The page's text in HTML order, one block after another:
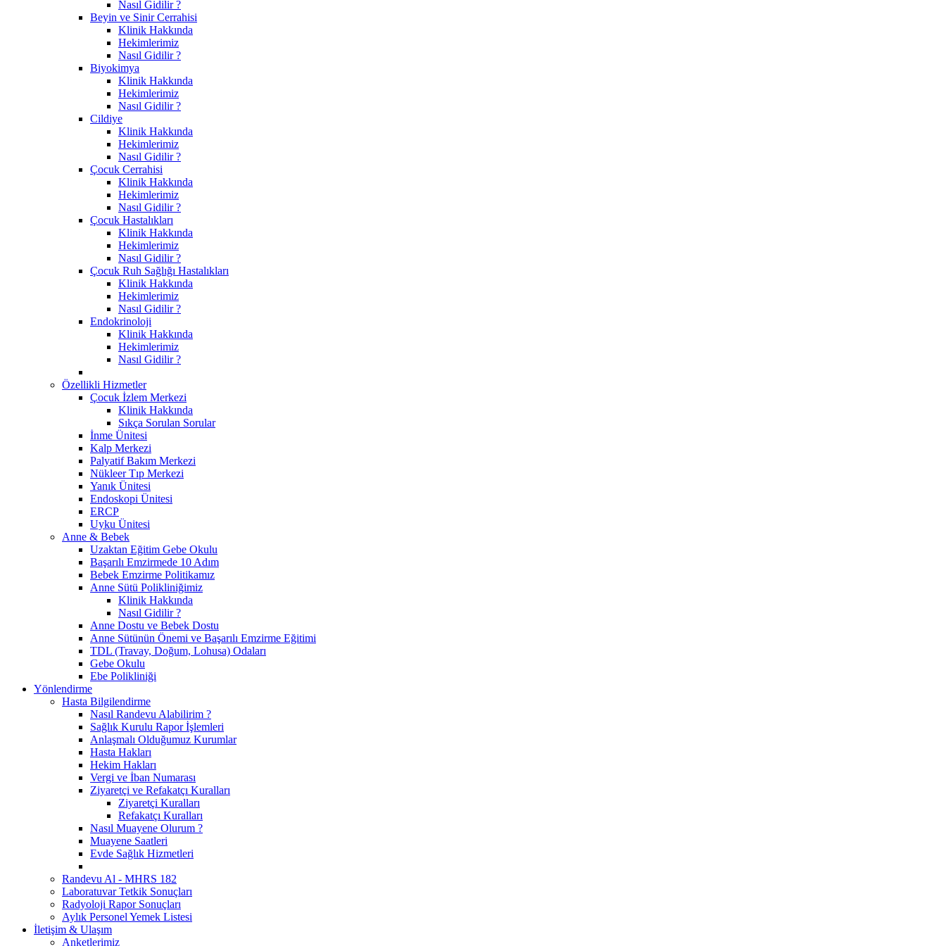
Nasıl Gidilir ?
Beyin ve Sinir Cerrahisi
Klinik Hakkında
Hekimlerimiz
Nasıl Gidilir ?
Biyokimya
Klinik Hakkında
Hekimlerimiz
Nasıl Gidilir ?
Cildiye
Klinik Hakkında
Hekimlerimiz
Nasıl Gidilir ?
Çocuk Cerrahisi
Klinik Hakkında
Hekimlerimiz
Nasıl Gidilir ?
Çocuk Hastalıkları
Klinik Hakkında
Hekimlerimiz
Nasıl Gidilir ?
Çocuk Ruh Sağlığı Hastalıkları
Klinik Hakkında
Hekimlerimiz
Nasıl Gidilir ?
Endokrinoloji
Klinik Hakkında
Hekimlerimiz
Nasıl Gidilir ?
Özellikli Hizmetler
Çocuk İzlem Merkezi
Klinik Hakkında
Sıkça Sorulan Sorular
İnme Ünitesi
Kalp Merkezi
Palyatif Bakım Merkezi
Nükleer Tıp Merkezi
Yanık Ünitesi
Endoskopi Ünitesi
ERCP
Uyku Ünitesi
Anne & Bebek
Uzaktan Eğitim Gebe Okulu
Başarılı Emzirmede 10 Adım
Bebek Emzirme Politikamız
Anne Sütü Polikliniğimiz
Klinik Hakkında
Nasıl Gidilir ?
Anne Dostu ve Bebek Dostu
Anne Sütünün Önemi ve Başarılı Emzirme Eğitimi
TDL (Travay, Doğum, Lohusa) Odaları
Gebe Okulu
Ebe Polikliniği
Yönlendirme
Hasta Bilgilendirme
Nasıl Randevu Alabilirim ?
Sağlık Kurulu Rapor İşlemleri
Anlaşmalı Olduğumuz Kurumlar
Hasta Hakları
Hekim Hakları
Vergi ve İban Numarası
Ziyaretçi ve Refakatçı Kuralları
Ziyaretçi Kuralları
Refakatçı Kuralları
Nasıl Muayene Olurum ?
Muayene Saatleri
Evde Sağlık Hizmetleri
Randevu Al - MHRS 182
Laboratuvar Tetkik Sonuçları
Radyoloji Rapor Sonuçları
Aylık Personel Yemek Listesi
İletişim & Ulaşım
Anketlerimiz